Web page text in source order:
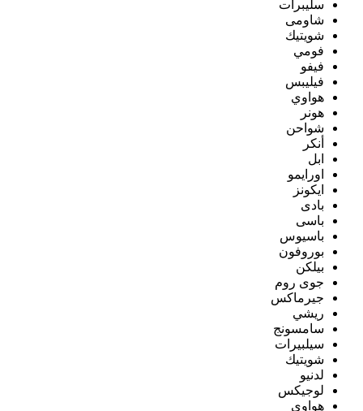
سليبرات
شاومى
شويتيك
فومي
فيفو
فيليبس
هواوي
هونر
شواحن
أنكر
ابل
اورايمو
ايكونز
بادى
باسى
باسيوس
بوروفون
بيلكن
جوى روم
جيرماكس
ريشي
سامسونج
سيلبيرات
شويتيك
لدنيو
لوجيكس
هواوى